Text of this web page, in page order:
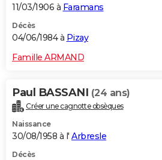
11/03/1906 à Faramans
Décès
04/06/1984 à Pizay
Famille ARMAND
Paul BASSANI (24 ans)
Créer une cagnotte obsèques
Naissance
30/08/1958 à l' Arbresle
Décès